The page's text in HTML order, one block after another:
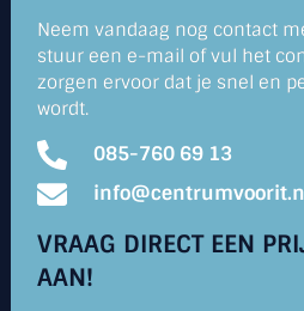
Neem vandaag nog contact
stuur een e-mail of vul het
zorgen ervoor dat je snel en
wordt.
085-760 69 13
VRAAG DIRECT EEN
AAN!